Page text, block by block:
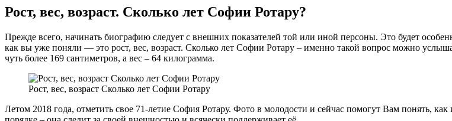
Рост, вес, возраст. Сколько лет Софии Ротару?
Прежде всего, начинать биографию следует с внешних показателей той или иной персоны. Это будет
как вы уже поняли — это рост, вес, возраст. Сколько лет Софии Ротару – именно такой вопрос можно
чуть более 169 сантиметров, а вес – 64 килограмма.
Рост, вес, возраст Сколько лет Софии Ротару
Летом 2018 года, отметить свое 71-летие София Ротару. Фото в молодости и сейчас помогут Вам понять,